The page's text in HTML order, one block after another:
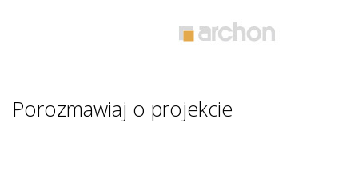
Porozmawiaj o projekcie